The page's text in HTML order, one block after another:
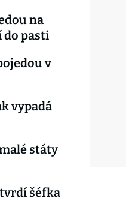
na
do pasti
v
vypadá
státy
šéfka